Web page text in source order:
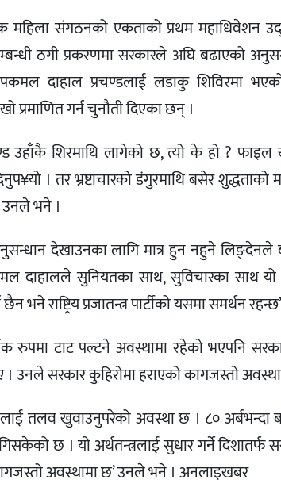
महिला संगठनको एकताको प्रथम महाधिवेशन
ठगी प्रकरणमा सरकारले अघि बढाएको
दाहाल प्रचण्डलाई लडाकु शिविरमा
गर्न चुनौती दिएका छन् ।
उहाँकै शिरमाथि लागेको छ, त्यो के हो ?
। तर भ्रष्टाचारको डंगुरमाथि बसेर
उनले भने ।
देखाउनका लागि मात्र हुन नहुने लिङ्देनले
दाहालले सुनियतका साथ, सुविचारका साथ
भने राष्ट्रिय प्रजातन्त्र पार्टीको यसमा समर्थन
टाट पल्टने अवस्थामा रहेको भएपनि
सरकार कुहिरोमा हराएको कागजस्तो
तलव खुवाउनुपरेको अवस्था छ । ८० अर्बभन्दा
छ । यो अर्थतन्त्रलाई सुधार गर्ने
अवस्थामा छ’ उनले भने । अनलाइखबर